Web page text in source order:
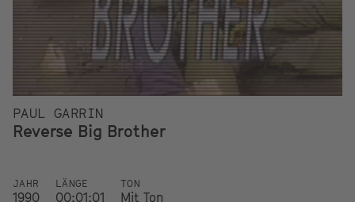
PAUL GARRIN
Reverse Big Brother
JAHR
1990
LÄNGE
00:01:01
TON
Mit Ton